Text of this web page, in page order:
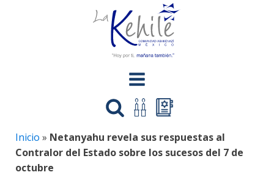
Inicio » Netanyahu revela sus respuestas al
Contralor del Estado sobre los sucesos del 7 de
octubre